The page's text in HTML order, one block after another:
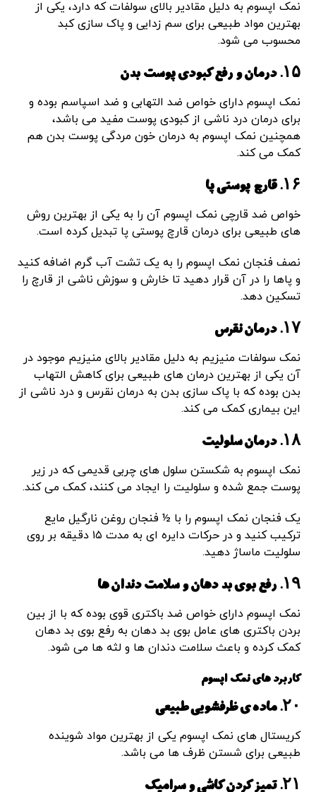
نمک اپسوم به دلیل مقادیر بالای سولفات که دارد، یکی از
بهترین مواد طبیعی برای سم زدایی و پاک سازی کبد
محسوب می شود.
۱۵. درمان و رفع کبودی پوست بدن
نمک اپسوم دارای خواص ضد التهابی و ضد اسپاسم بوده و
برای درمان درد ناشی از کبودی پوست مفید می باشد،
همچنین نمک اپسوم به درمان خون مردگی پوست بدن هم
کمک می کند.
۱۶. قارچ پوستی پا
خواص ضد قارچی نمک اپسوم آن را به یکی از بهترین روش
های طبیعی برای درمان قارچ پوستی پا تبدیل کرده است.
نصف فنجان نمک اپسوم را به یک تشت آب گرم اضافه کنید
و پاها را در آن قرار دهید تا خارش و سوزش ناشی از قارچ را
تسکین دهد.
۱۷. درمان نقرس
نمک سولفات منیزیم به دلیل مقادیر بالای منیزیم موجود در
آن یکی از بهترین درمان های طبیعی برای کاهش التهاب
بدن بوده که با پاک سازی بدن به درمان نقرس و درد ناشی از
این بیماری کمک می کند.
۱۸. درمان سلولیت
نمک اپسوم به شکستن سلول های چربی قدیمی که در زیر
پوست جمع شده و سلولیت را ایجاد می کنند، کمک می کند.
یک فنجان نمک اپسوم را با ½ فنجان روغن نارگیل مایع
ترکیب کنید و در حرکات دایره ای به مدت ۱۵ دقیقه بر روی
سلولیت ماساژ دهید.
۱۹. رفع بوی بد دهان و سلامت دندان ها
نمک اپسوم دارای خواص ضد باکتری قوی بوده که با از بین
بردن باکتری های عامل بوی بد دهان به رفع بوی بد دهان
کمک کرده و باعث سلامت دندان ها و لثه ها می شود.
کاربرد های نمک اپسوم
۲۰. ماده ی ظرفشویی طبیعی
کریستال های نمک اپسوم یکی از بهترین مواد شوینده
طبیعی برای شستن ظرف ها می باشد.
۲۱. تمیز کردن کاشی و سرامیک